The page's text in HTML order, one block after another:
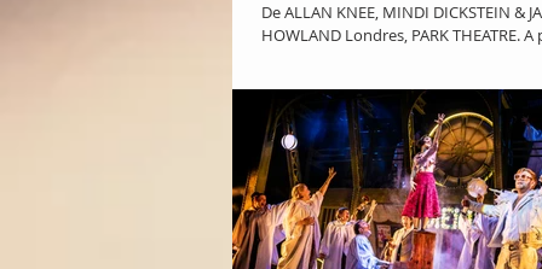
De ALLAN KNEE, MINDI DICKSTEIN & JASON
HOWLAND Londres, PARK THEATRE.